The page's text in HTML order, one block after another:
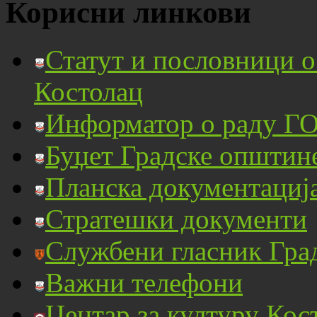
Корисни линкови
Статут и пословници
Костолац
Информатор о раду
Буџет Градске
Планска
Стратешки документи
Службени гласник
Важни телефони